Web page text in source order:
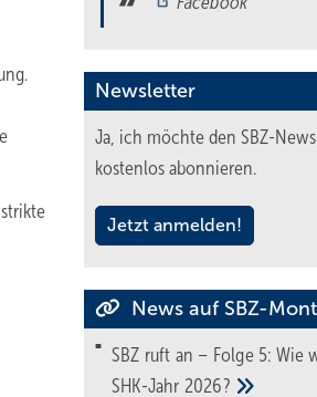
Newsletter
Ja, ich möchte den SBZ-
kostenlos abonnieren.
Jetzt anmelden!
News auf SBZ-
SBZ ruft an – Folge 5: Wie
SHK-Jahr 2026?